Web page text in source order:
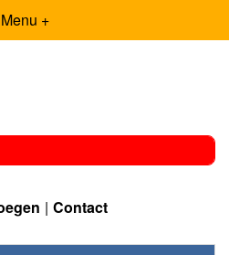
Menu +
Contact